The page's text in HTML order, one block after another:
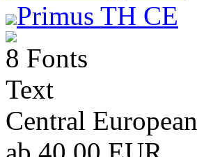
Primus TH CE
8 Fonts
Text
Central European